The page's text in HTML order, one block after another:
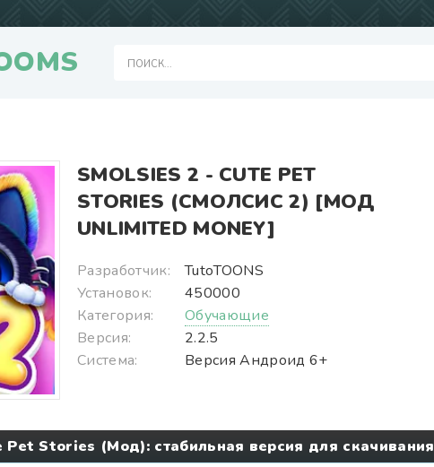
SMOLSIES 2 - CUTE PET
STORIES (СМОЛСИС 2) [МОД
UNLIMITED MONEY]
Разработчик:
TutoTOONS
Установок:
450000
Категория:
Обучающие
Версия:
2.2.5
Система:
Версия Андроид 6+
Stories (Мод): стабильная версия для скачивания